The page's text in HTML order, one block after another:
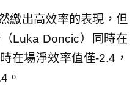
繳出高效率的表現，但
Luka Doncic）同時在
在場淨效率值僅-2.4，
。